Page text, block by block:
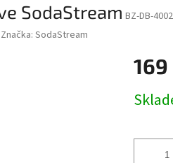
SodaStream BZ-DB-
Značka: SodaStream
169
cena: